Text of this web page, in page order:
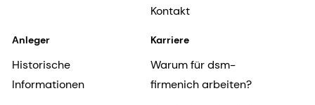
Kontakt
Anleger
Historische
Informationen
Karriere
Warum für dsm-
firmenich arbeiten?